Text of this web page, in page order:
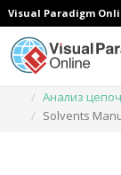
Visual Paradigm
Анализ
Solvents